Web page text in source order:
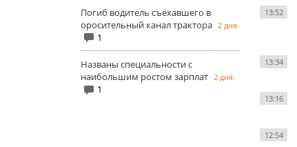
Погиб водитель съехавшего в
оросительный канал трактора 2 дня
1
Названы специальности с
наибольшим ростом зарплат 2 дня
1
13:52
13:34
13:16
12:54